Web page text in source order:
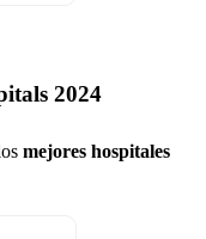
2024
mejores hospitales